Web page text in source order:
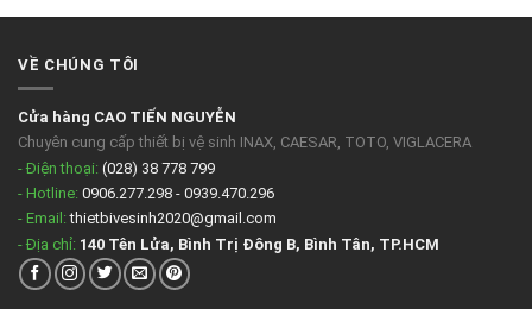
VỀ CHÚNG TÔI
Cửa hàng CAO TIẾN NGUYỄN
Chuyên cung cấp thiết bị vệ sinh INAX, CAESAR, TOTO, VIGLACERA
- Điện thoại: (028) 38 778 799
- Hotline: 0906.277.298 - 0939.470.296
- Email: thietbivesinh2020@gmail.com
- Địa chỉ: 140 Tên Lửa, Bình Trị Đông B, Bình Tân, TP.HCM